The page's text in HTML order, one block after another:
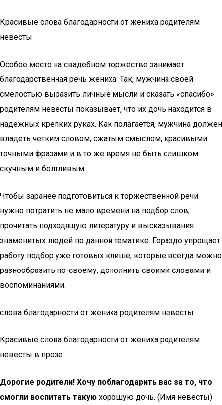
Красивые слова благодарности от жениха родителям
невесты
Особое место на свадебном торжестве занимает
благодарственная речь жениха. Так, мужчина своей
смелостью выразить личные мысли и сказать «спасибо»
родителям невесты показывает, что их дочь находится в
надежных крепких руках. Как полагается, мужчина должен
владеть четким словом, сжатым смыслом, красивыми
точными фразами и в то же время не быть слишком
скучным и болтливым.
Чтобы заранее подготовиться к торжественной речи
нужно потратить не мало времени на подбор слов,
прочитать подходящую литературу и высказывания
знаменитых людей по данной тематике. Гораздо упрощает
работу подбор уже готовых клише, которые всегда можно
разнообразить по-своему, дополнить своими словами и
воспоминаниями.
слова благодарности от жениха родителям невесты
Красивые слова благодарности от жениха родителям
невесты в прозе
Дорогие родители! Хочу поблагодарить вас за то, что
смогли воспитать такую хорошую дочь. (Имя невесты)